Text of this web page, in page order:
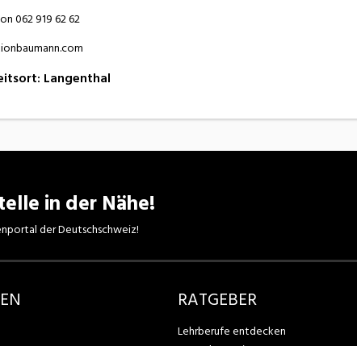
062 919 62 62
: Langenthal
in der Nähe!
der Deutschschweiz!
RATGEBER
Lehrberufe entdecken